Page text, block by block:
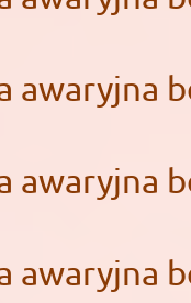
awaryjna
awaryjna
awaryjna